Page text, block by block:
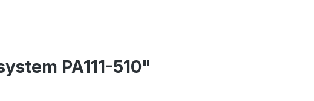
PA111-510"